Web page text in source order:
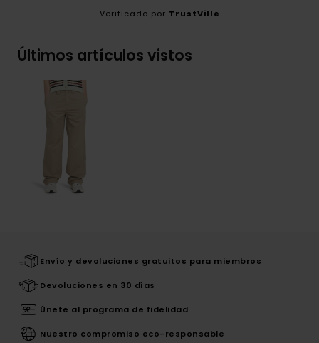
Verificado por TrustVille
Últimos artículos vistos
Envío y devoluciones gratuitos para miembros
Devoluciones en 30 días
Únete al programa de fidelidad
Nuestro compromiso eco-responsable